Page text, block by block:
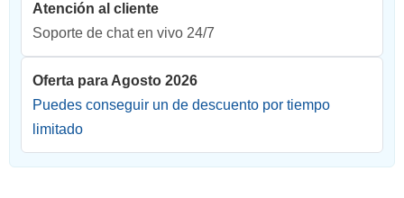
Atención al cliente
Soporte de chat en vivo 24/7
Oferta para Agosto 2026
Puedes conseguir un de descuento por tiempo
limitado